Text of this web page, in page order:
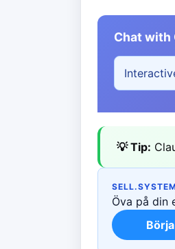
Chat with
💡 Tip:
Öva på din